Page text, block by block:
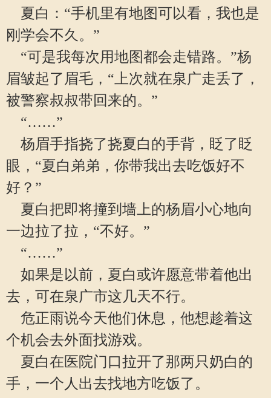
夏白：“手机里有地图可以看，我也是
刚学会不久。”
“可是我每次用地图都会走错路。”杨
眉皱起了眉毛，“上次就在泉广走丢了，
被警察叔叔带回来的。”
“……”
杨眉手指挠了挠夏白的手背，眨了眨
眼，“夏白弟弟，你带我出去吃饭好不
好？”
夏白把即将撞到墙上的杨眉小心地向
一边拉了拉，“不好。”
“……”
如果是以前，夏白或许愿意带着他出
去，可在泉广市这几天不行。
危正雨说今天他们休息，他想趁着这
个机会去外面找游戏。
夏白在医院门口拉开了那两只奶白的
手，一个人出去找地方吃饭了。